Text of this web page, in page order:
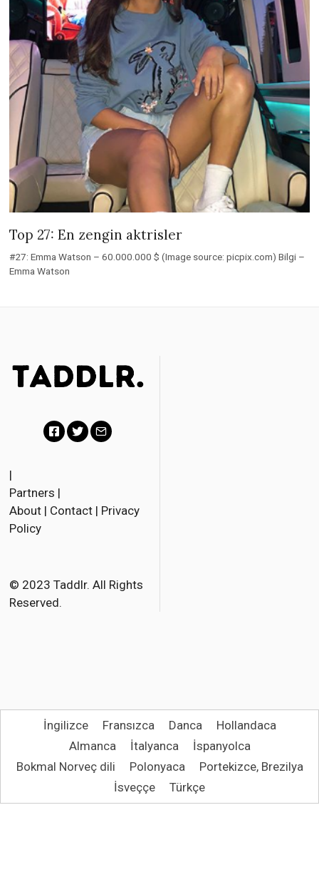
Top 27: En zengin aktrisler
#27: Emma Watson – 60.000.000 $ (Image source: picpix.com) Bilgi –
Emma Watson
c
e
o
k
t
r
i
|
Partners |
About | Contact | Privacy
Policy
© 2023 Taddlr. All Rights
Reserved.
İngilizce Fransızca Danca
Hollandaca
Almanca
İtalyanca
İspanyolca
Bokmal Norveç dili
Polonyaca
Portekizce, Brezilya
İsveççe
Türkçe